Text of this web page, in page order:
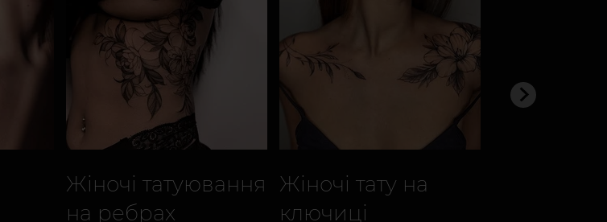
Жіночі татуювання
на ребрах
Жіночі тату на
ключиці